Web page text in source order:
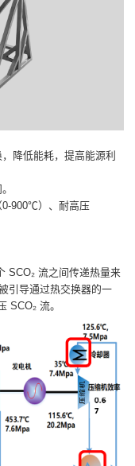
降低能耗，提高能源利
0-900℃）、耐高压
SCO₂ 流之间传递热量来
引导通过热交换器的一
SCO₂ 流。